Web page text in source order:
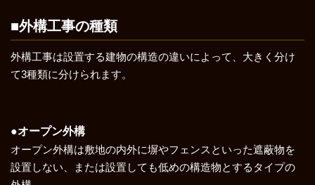
■外構工事の種類
外構工事は設置する建物の構造の違いによって、大きく分け
て3種類に分けられます。
●オープン外構
オープン外構は敷地の内外に塀やフェンスといった遮蔽物を
設置しない、または設置しても低めの構造物とするタイプの